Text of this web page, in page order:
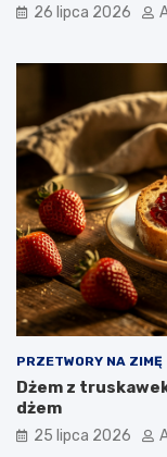
26 lipca 2026
PRZETWORY NA ZIMĘ
Dżem z
dżem
25 lipca 2026